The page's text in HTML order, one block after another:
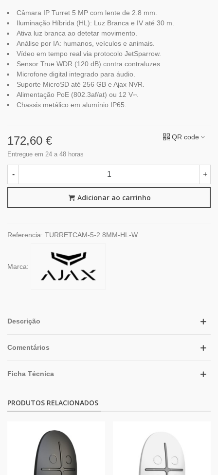
Câmara IP Turret 5 MP com lente de 2.8 mm.
Iluminação Híbrida (HL): Luz Branca e IV até 30 m.
Ativa luz branca ao detetar movimento.
Análise por IA: humanos, veículos e animais.
Vídeo em tempo real via protocolo JetSparrow.
Sensor True WDR (120 dB) contra contraluzes.
Microfone digital integrado para áudio.
Suporte MicroSD até 256 GB e Ajax NVR.
Alimentação PoE (802.3af/at) ou 12 V⎓.
Chassis metálico em alumínio IP65.
172,60 €
Entregue em 24 a 48 horas
QR code
- +
Adicionar ao carrinho
Referencia: TURRETCAM-5-2.8MM-HL-W
Marca:
Descrição
Comentários
Ficha Técnica
PRODUTOS RELACIONADOS